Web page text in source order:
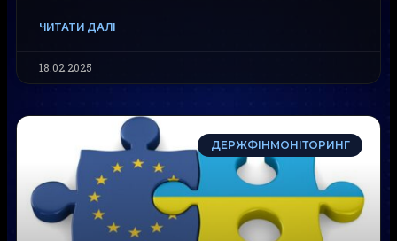
ЧИТАТИ ДАЛІ
18.02.2025
ДЕРЖФІНМОНІТОРИНГ